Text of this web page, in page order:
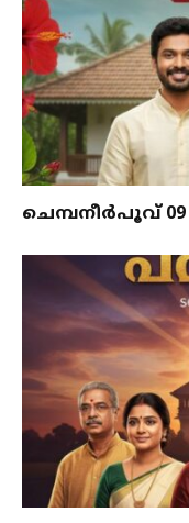
ചെമ്പനീർപൂവ് 09